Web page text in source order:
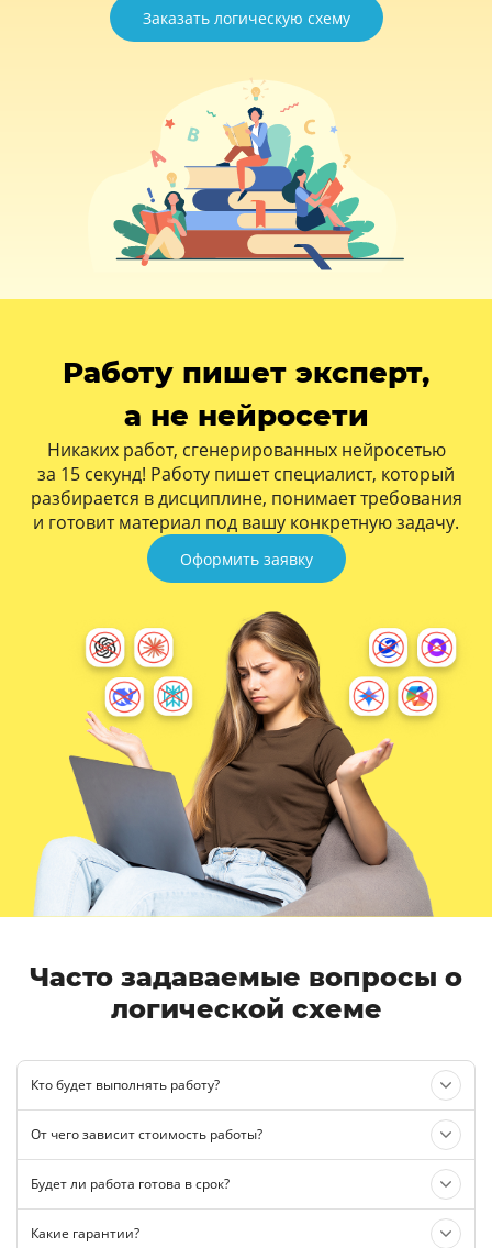
Заказать логическую схему
Работу пишет эксперт,
а не нейросети
Никаких работ, сгенерированных нейросетью
за 15 секунд! Работу пишет специалист, который
разбирается в дисциплине, понимает требования
и готовит материал под вашу конкретную задачу.
Оформить заявку
Часто задаваемые вопросы о
логической схеме
Кто будет выполнять работу?
От чего зависит стоимость работы?
Будет ли работа готова в срок?
Какие гарантии?